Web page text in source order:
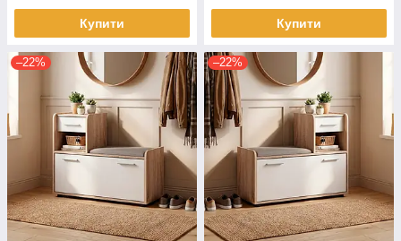
Купити Купити
–22% –22%